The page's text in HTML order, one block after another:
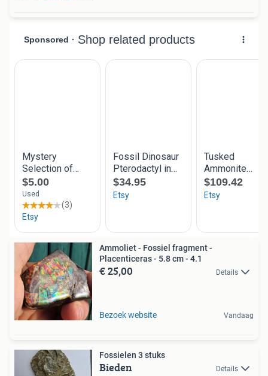
Ammoliet - Fossiel fragment -
Placenticeras - 5.8 cm - 4.1
€ 25,00 Details
Bezoek website Vandaag
Fossielen 3 stuks
Bieden Details